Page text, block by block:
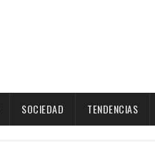
SOCIEDAD TENDENCIAS